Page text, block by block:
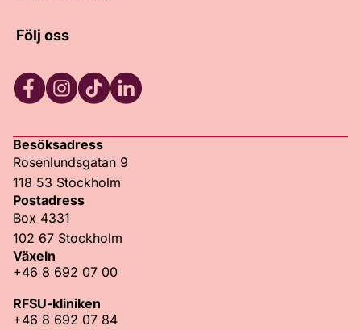
Följ oss
Besöksadress
Rosenlundsgatan 9
118 53 Stockholm
Postadress
Box 4331
102 67 Stockholm
Växeln
+46 8 692 07 00
RFSU-kliniken
+46 8 692 07 84